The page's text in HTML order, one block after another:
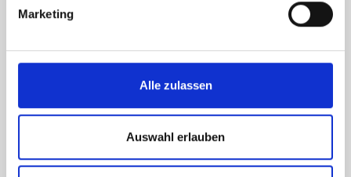
Marketing
Alle zulassen
Auswahl erlauben
vollbestückt